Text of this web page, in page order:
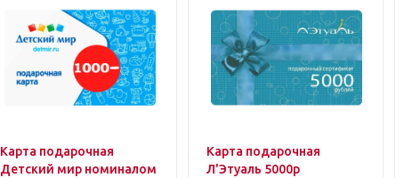
Карта подарочная
Детский мир номиналом
Карта подарочная
Л'Этуаль 5000р